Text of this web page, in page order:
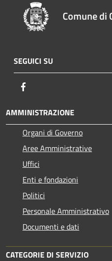
Comune di
SEGUICI SU
AMMINISTRAZIONE
Organi di Governo
Aree Amministrative
Uffici
Enti e fondazioni
Politici
Personale Amministrativo
Documenti e dati
CATEGORIE DI SERVIZIO